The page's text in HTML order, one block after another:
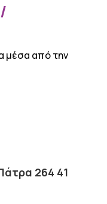
μέσα από την
264 41